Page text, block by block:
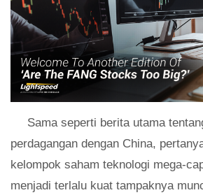
Sama seperti berita utama
perdagangan dengan China,
kelompok saham teknologi mega-
menjadi terlalu kuat tampaknya